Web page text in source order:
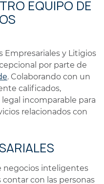
EQUIPO DE
Empresariales y Litigios
por parte de
. Colaborando con un
calificados,
incomparable para
relacionados con
negocios inteligentes
con las personas